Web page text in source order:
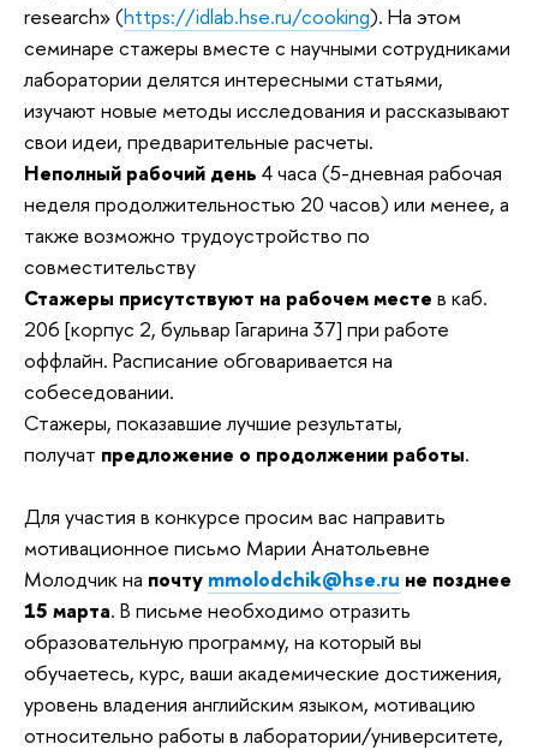
research» (https://idlab.hse.ru/cooking). На этом
семинаре стажеры вместе с научными сотрудниками
лаборатории делятся интересными статьями,
изучают новые методы исследования и рассказывают
свои идеи, предварительные расчеты.
Неполный рабочий день 4 часа (5-дневная рабочая
неделя продолжительностью 20 часов) или менее, а
также возможно трудоустройство по
совместительству
Стажеры присутствуют на рабочем месте в каб.
206 [корпус 2, бульвар Гагарина 37] при работе
оффлайн. Расписание обговаривается на
собеседовании.
Стажеры, показавшие лучшие результаты,
получат предложение о продолжении работы.
Для участия в конкурсе просим вас направить
мотивационное письмо Марии Анатольевне
Молодчик на почту mmolodchik@hse.ru не позднее
15 марта. В письме необходимо отразить
образовательную программу, на который вы
обучаетесь, курс, ваши академические достижения,
уровень владения английским языком, мотивацию
относительно работы в лаборатории/университете,